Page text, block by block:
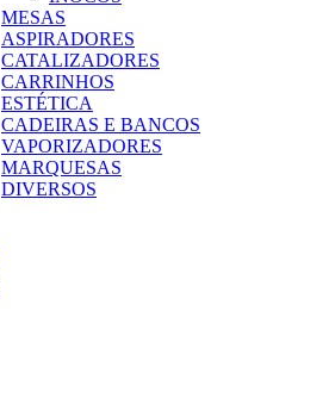
MESAS
ASPIRADORES
CATALIZADORES
CARRINHOS
ESTÉTICA
CADEIRAS E BANCOS
VAPORIZADORES
MARQUESAS
DIVERSOS